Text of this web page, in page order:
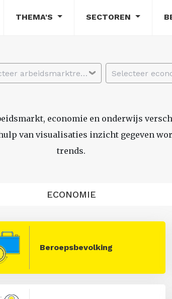
THEMA'S SECTOREN
Selecteer arbeidsmarktregio
economie en onderwijs
van visualisaties inzicht gegeven
trends.
ECONOMIE
Beroepsbevolking